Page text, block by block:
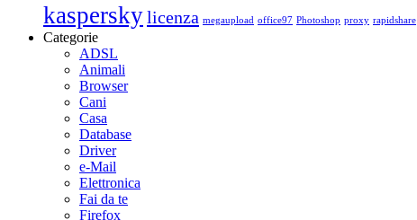
kasperskylicenza megaupload office97 Photoshop proxy rapidshare
Categorie
ADSL
Animali
Browser
Cani
Casa
Database
Driver
e-Mail
Elettronica
Fai da te
Firefox